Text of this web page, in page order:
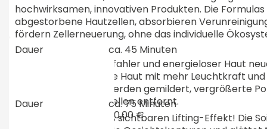
Kulinarischer Kalender
Vitales Frühstücksbuffet
Grillabende
Angebote
Kurzurlaub
Sommer
Tagung
Tagungspauschalen
hochwirksamen, innovativen Produkten. Die
abgestorbene Hautzellen, absorbieren
fördern Zellerneuerung, ohne das individuelle
ca. 45 Minuten
90,00 €
Lumin‘eclat
Verleihen Sie müder, fahler und energieloser Haut
gesünder aussehende Haut mit mehr Leuchtkraft
glatter, feine Linien werden gemildert, vergrößerte
abgestorbene Hautzellen entfernt.
ca. 75 Minuten
Lift‘expert
Erleben Sie einen 96% sichtbaren Lifting-Effekt! Die